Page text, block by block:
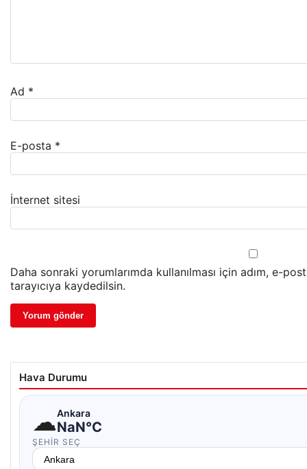
Ad *
E-posta *
İnternet sitesi
Daha sonraki yorumlarımda kullanılması için adım, e-
tarayıcıya kaydedilsin.
Hava Durumu
☁Ankara
NaN°C
ŞEHIR SEÇ